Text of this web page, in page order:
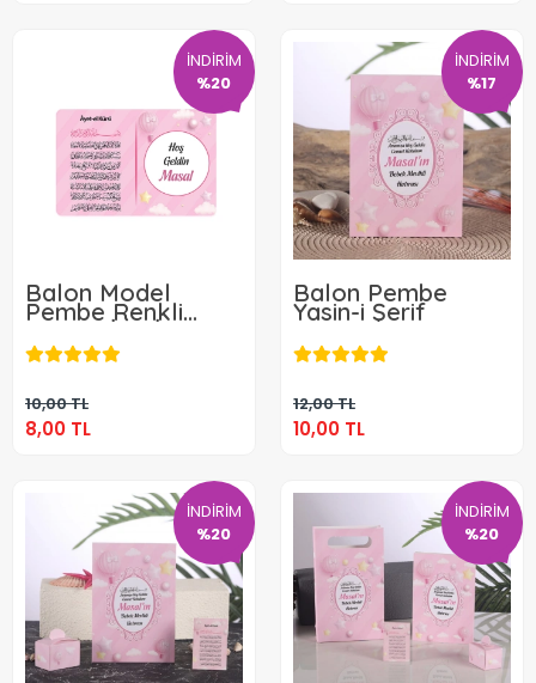
İNDİRİM
%20
Balon Model
Pembe Renkli
Mevlüt İçin İsme
Özel Ayet-el Kürsi
Magnet
10,00 TL
8,00 TL
8,00 TL
İNDİRİM
%17
Balon Pembe
Yasin-i Şerif
12,00 TL
10,00 TL
10,00 TL
İNDİRİM
%20
İNDİRİM
%20